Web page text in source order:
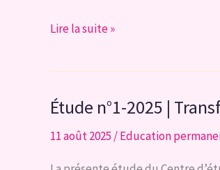
en
Note
|
vs
Anti-
Lire la suite »
Étude n°1-2025 |
11 août 2025 /Education